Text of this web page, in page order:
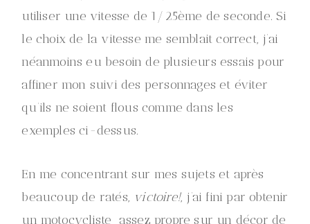
utiliser une vitesse de 1/25ème de seconde. Si
le choix de la vitesse me semblait correct, j’ai
néanmoins eu besoin de plusieurs essais pour
affiner mon suivi des personnages et éviter
qu’ils ne soient flous comme dans les
exemples ci-dessus.
En me concentrant sur mes sujets et après
beaucoup de ratés, victoire!, j’ai fini par obtenir
un motocycliste assez propre sur un décor de